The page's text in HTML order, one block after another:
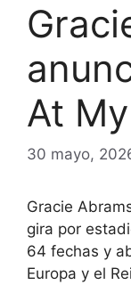
At
30 mayo,
Gracie
gira por
64 fechas y
Europa y el